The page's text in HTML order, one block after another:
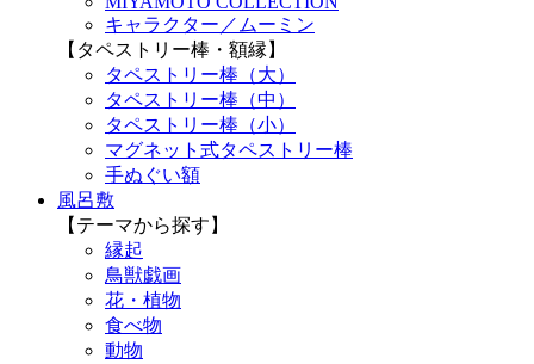
キャラクター／ムーミン
【タペストリー棒・額縁】
タペストリー棒（大）
タペストリー棒（中）
タペストリー棒（小）
マグネット式タペストリー棒
手ぬぐい額
風呂敷
【テーマから探す】
縁起
鳥獣戯画
花・植物
食べ物
動物